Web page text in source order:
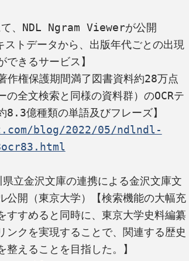
て、NDL Ngram Viewerが公開
ストデータから、出版年代ごとの出現
きるサービス】
作権保護期間満了図書資料約28万点
の全文検索と同様の資料群）のOCRテ
blog/2022/05/ndlndl-
立金沢文庫の連携による金沢文庫文
公開（東京大学）【検索機能の大幅充
すすめると同時に、東京大学史料編纂
ンクを実現することで、関連する歴史